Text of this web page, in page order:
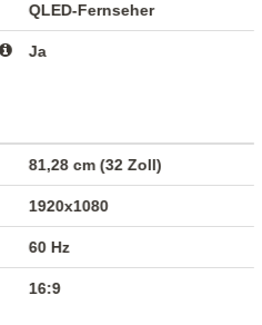
QLED-Fernseher
Ja
81,28 cm (32 Zoll)
1920x1080
60 Hz
16:9